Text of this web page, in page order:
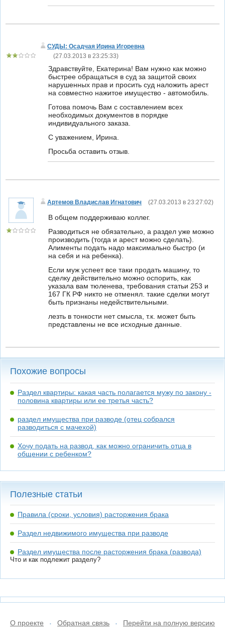
СУДЫ: Осадчая Ирина Игоревна
(27.03.2013 в 23:25:33)
Здравствуйте, Екатерина! Вам нужно как можно
быстрее обращаться в суд за защитой своих
нарушенных прав и просить суд наложить арест
на совместно нажитое имущество - автомобиль.
Готова помочь Вам с составлением всех
необходимых документов в порядке
индивидуального заказа.
С уважением, Ирина.
Просьба оставить отзыв.
Артемов Владислав Игнатович (27.03.2013 в 23:27:02)
В общем поддерживаю коллег.
Разводиться не обязательно, а раздел уже можно
производить (тогда и арест можно сделать).
Алименты подать надо максимально быстро (и
на себя и на ребенка).
Если муж успеет все таки продать машину, то
сделку действительно можно оспорить, как
указала вам тюленева, требования статьи 253 и
167 ГК РФ никто не отменял. такие сделки могут
быть признаны недействительными.
лезть в тонкости нет смысла, т.к. может быть
представлены не все исходные данные.
Похожие вопросы
Раздел квартиры: какая часть полагается мужу по закону -
половина квартиры или ее третья часть?
раздел имущества при разводе (отец собрался
разводиться с мачехой)
Хочу подать на развод, как можно ограничить отца в
общении с ребенком?
Полезные статьи
Правила (сроки, условия) расторжения брака
Раздел недвижимого имущества при разводе
Раздел имущества после расторжения брака (развода)
Что и как подлежит разделу?
О проекте • Обратная связь • Перейти на полную версию